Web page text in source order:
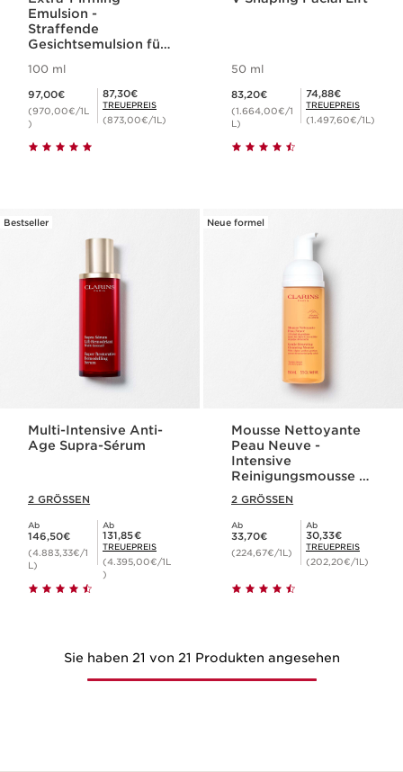
Emulsion -
Straffende
Gesichtsemulsion für
100 ml
97,00€
(970,00€/1L
)
Mitgliederpreis 87,30€
87,30€
TREUEPREIS
(873,00€/1L)
50 ml
83,20€
(1.664,00€/1
L)
Mitgliederpreis 74,88€
74,88€
TREUEPREIS
(1.497,60€/1L)
Bestseller
Multi-Intensive Anti-
Age Supra-Sérum
2 GRÖSSEN
Ab
Aktueller Preis 146,50€
146,50€
(4.883,33€/1
L)
Ab
Mitgliederpreis 131,85€
131,85€
TREUEPREIS
(4.395,00€/1L
)
Neue formel
Mousse Nettoyante
Peau Neuve -
Intensive
Reinigungsmousse -
für jeden Hauttyp
2 GRÖSSEN
Ab
Aktueller Preis 33,70€
33,70€
(224,67€/1L)
Ab
Mitgliederpreis 30,33€
30,33€
TREUEPREIS
(202,20€/1L)
Sie haben 21 von 21 Produkten angesehen